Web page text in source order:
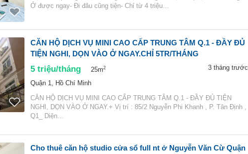
Ở được ngay- Đi đâu cũng tiện- Chỉ từ 4 triệu…
CĂN HỘ DỊCH VỤ MINI CAO CẤP TRUNG TÂM Q.1 - ĐẦY ĐỦ
TIỆN NGHI, DỌN VÀO Ở NGAY.CHỈ 5TR/THÁNG
5 triệu/tháng 25m2 3 tháng trước
Quận 1, Hồ Chí Minh
CĂN HỘ DỊCH VỤ MINI CAO CẤP TRUNG TÂM Q.1 - ĐẦY ĐỦ TIỆN
NGHI, DỌN VÀO Ở NGAY.+ Vị trí : 85/2 Nguyễn Phi Khanh , P. Tân Định ,
Q1_ Diện…
Cho thuê căn hộ studio cửa sổ full nt ở Nguyễn Văn Cừ Quận